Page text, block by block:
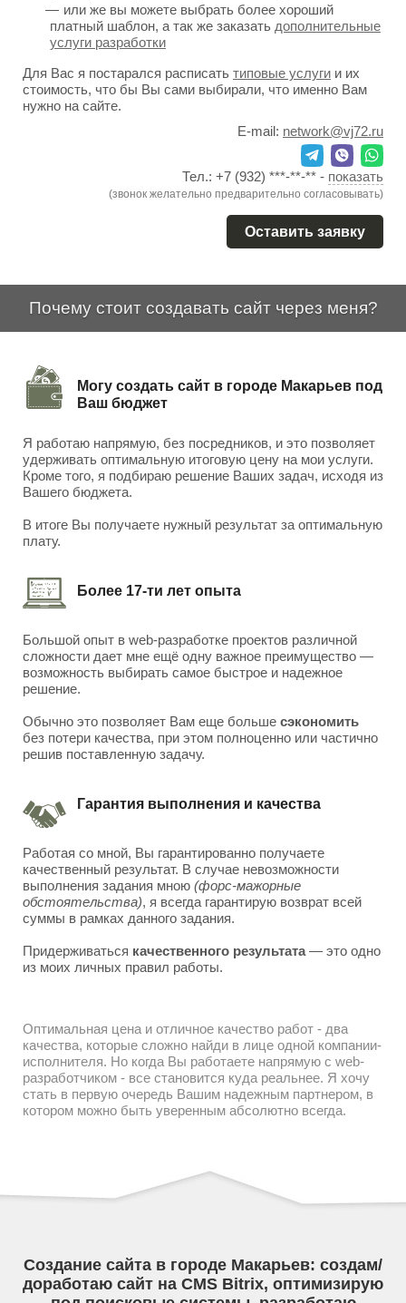
или же вы можете выбрать более хороший
платный шаблон, а так же заказать дополнительные
услуги разработки
Для Вас я постарался расписать типовые услуги и их
стоимость, что бы Вы сами выбирали, что именно Вам
нужно на сайте.
E-mail: network@vj72.ru
Тел.: +7 (932) ***-**-** - показать
(звонок желательно предварительно согласовывать)
Оставить заявку
Почему стоит создавать сайт через меня?
Могу создать сайт в городе Макарьев под
Ваш бюджет
Я работаю напрямую, без посредников, и это позволяет
удерживать оптимальную итоговую цену на мои услуги.
Кроме того, я подбираю решение Ваших задач, исходя из
Вашего бюджета.
В итоге Вы получаете нужный результат за оптимальную
плату.
Более 17-ти лет опыта
Большой опыт в web-разработке проектов различной
сложности дает мне ещё одну важное преимущество —
возможность выбирать самое быстрое и надежное
решение.
Обычно это позволяет Вам еще больше сэкономить
без потери качества, при этом полноценно или частично
решив поставленную задачу.
Гарантия выполнения и качества
Работая со мной, Вы гарантированно получаете
качественный результат. В случае невозможности
выполнения задания мною (форс-мажорные
обстоятельства), я всегда гарантирую возврат всей
суммы в рамках данного задания.
Придерживаться качественного результата— это одно
из моих личных правил работы.
Оптимальная цена и отличное качество работ - два
качества, которые сложно найди в лице одной компании-
исполнителя. Но когда Вы работаете напрямую с web-
разработчиком - все становится куда реальнее. Я хочу
стать в первую очередь Вашим надежным партнером, в
котором можно быть уверенным абсолютно всегда.
Создание сайта в городе Макарьев: создам/
доработаю сайт на CMS Bitrix, оптимизирую